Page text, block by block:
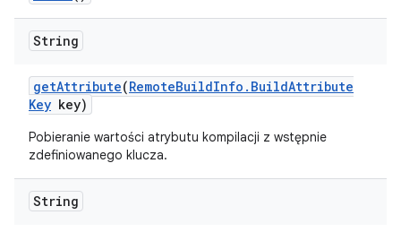
String
getAttribute(RemoteBuildInfo . BuildAttribute
Key key)
Pobieranie wartości atrybutu kompilacji z wstępnie
zdefiniowanego klucza.
String